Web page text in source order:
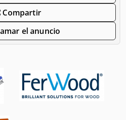
Compartir
el anuncio